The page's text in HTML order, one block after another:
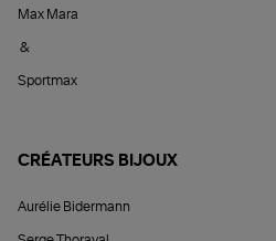
Max Mara
&
Sportmax
CRÉATEURS BIJOUX
Aurélie Bidermann